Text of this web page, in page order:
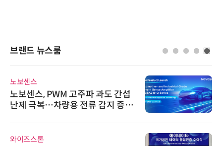
브랜드 뉴스룸
노보센스
노보센스, PWM 고주파 과도 간섭
난제 극복…차량용 전류 감지 증폭
와이즈스톤